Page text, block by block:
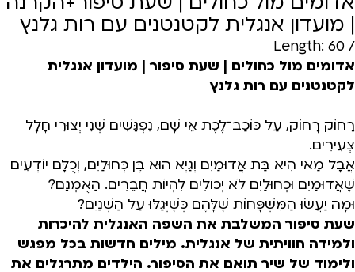
| מועדון אנגלית לקטנטנים עם רות גלנץ
/ Length: 60
אדומים מול כחולים | שעת סיפור | מועדון אנגלית
לקטנטנים עם רות גלנץ
רָחוֹק רָחוֹק, עַל כּוֹכַב־לֶכֶת אֵי שָׁם, נִפְגָּשִׁים שְׁנֵי יְצוּרֵי חָלָל
צְעִירִים.
אֲבָל מַאי הִיא בַּת אֲדוּמַיִם וְגַיְא הוּא בֶּן כְּחוּלַיִם, וְכֻלָּם יוֹדְעִים
שֶׁאֲדוּמַיִם וּכְחוּלַיִם לֹא יְכוֹלִים לִהְיוֹת חֲבֵרִים. הַאֻמְנָם?
וּמָה יַעֲשׂוּ הַמִּשְׁפָּחוֹת שֶׁלָּהֶם כְּשֶׁיְּגַלּוּ עַל הַשְּׁנַיִם?
שעת סיפור המשלבת את השפה האנגלית להיכרות
ולמידה חוויתית של אנגלית. מילים חדשות בכל מפגש
ולימוד של שיר תואם את הסיפור. הילדים מתרגלים את